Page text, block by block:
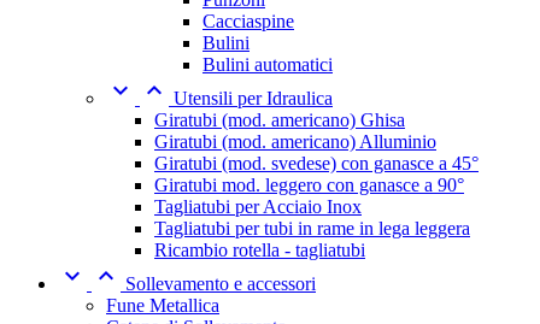
Cacciaspine
Bulini
Bulini automatici
  Utensili per Idraulica
Giratubi (mod. americano) Ghisa
Giratubi (mod. americano) Alluminio
Giratubi (mod. svedese) con ganasce a 45°
Giratubi mod. leggero con ganasce a 90°
Tagliatubi per Acciaio Inox
Tagliatubi per tubi in rame in lega leggera
Ricambio rotella - tagliatubi
 
Sollevamento e accessori
Fune Metallica